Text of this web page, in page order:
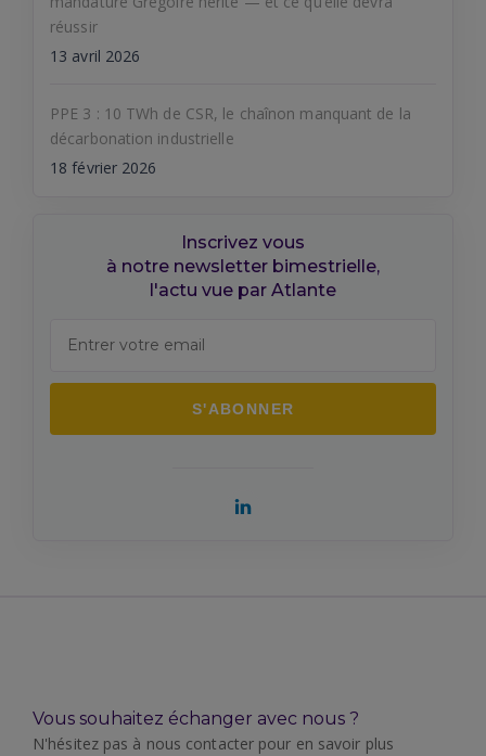
réussir
13 avril 2026
PPE 3 : 10 TWh de CSR, le chaînon manquant de la
décarbonation industrielle
18 février 2026
Inscrivez vous
à notre newsletter bimestrielle,
l'actu vue par Atlante
Vous souhaitez échanger avec nous ?
N'hésitez pas à nous contacter pour en savoir plus